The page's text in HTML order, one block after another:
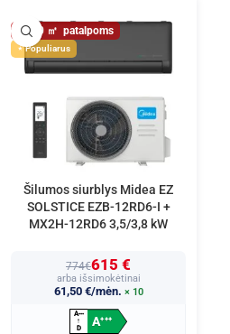
40
Populiarus
Šilumos siurblys Midea EZ
SOLSTICE EZB-12RD6-I +
MX2H-12RD6 3,5/3,8 kW
774€615 €
arba išsimokėtinai
61,50 €/mėn. × 10
A+++
↑
D
A+++